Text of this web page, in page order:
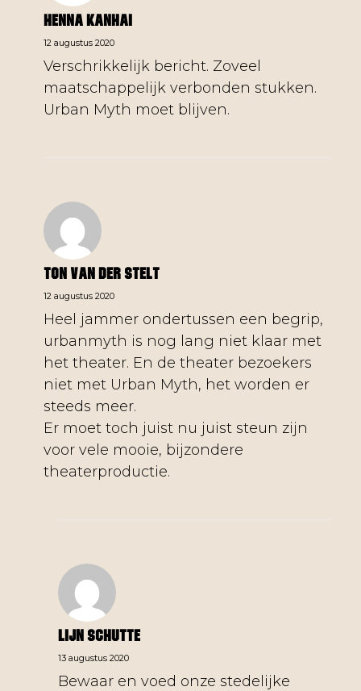
Henna Kanhai
12 augustus 2020
Verschrikkelijk bericht. Zoveel
maatschappelijk verbonden stukken.
Urban Myth moet blijven.
Ton Van Der Stelt
12 augustus 2020
Heel jammer ondertussen een begrip,
urbanmyth is nog lang niet klaar met
het theater. En de theater bezoekers
niet met Urban Myth, het worden er
steeds meer.
Er moet toch juist nu juist steun zijn
voor vele mooie, bijzondere
theaterproductie.
Lijn Schutte
13 augustus 2020
Bewaar en voed onze stedelijke